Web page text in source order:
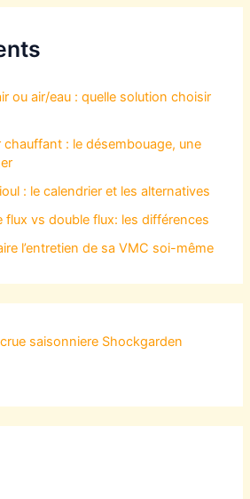
ou air/eau : quelle solution choisir
: le désembouage, une
: le calendrier et les alternatives
flux vs double flux: les différences
l’entretien de sa VMC soi-même
crue saisonniere Shockgarden